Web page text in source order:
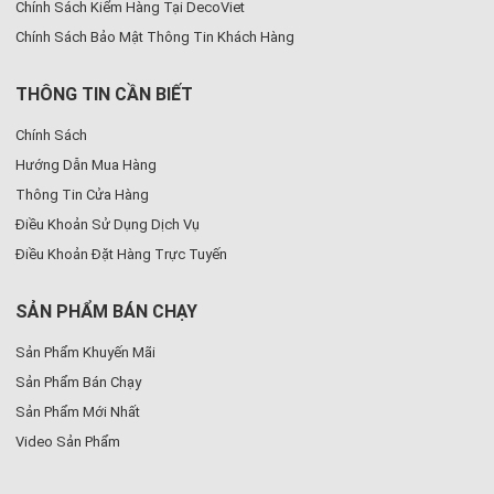
3. Thiết kế kịch trần hoặc tích hợp đảo bếp – quầy bar
ứng gọn gàng, liền lạc cho tổng thể. Ngoài ra, việc tích hợp đảo bếp
Chính Sách Kiểm Hàng Tại DecoViet
Chính Sách Bảo Mật Thông Tin Khách Hàng
THÔNG TIN CẦN BIẾT
Chính Sách
Hướng Dẫn Mua Hàng
Thông Tin Cửa Hàng
Điều Khoản Sử Dụng Dịch Vụ
Điều Khoản Đặt Hàng Trực Tuyến
SẢN PHẨM BÁN CHẠY
Sản Phẩm Khuyến Mãi
Sản Phẩm Bán Chạy
Sản Phẩm Mới Nhất
Video Sản Phẩm